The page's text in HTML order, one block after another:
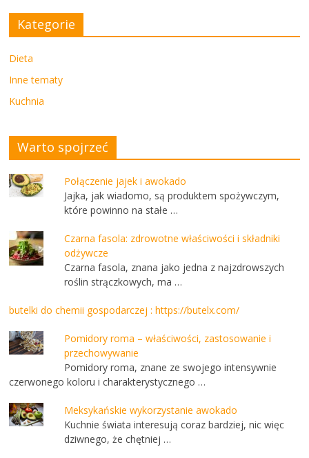
Kategorie
Dieta
Inne tematy
Kuchnia
Warto spojrzeć
Połączenie jajek i awokado
Jajka, jak wiadomo, są produktem spożywczym,
które powinno na stałe …
Czarna fasola: zdrowotne właściwości i składniki
odżywcze
Czarna fasola, znana jako jedna z najzdrowszych
roślin strączkowych, ma …
butelki do chemii gospodarczej : https://butelx.com/
Pomidory roma – właściwości, zastosowanie i
przechowywanie
Pomidory roma, znane ze swojego intensywnie
czerwonego koloru i charakterystycznego …
Meksykańskie wykorzystanie awokado
Kuchnie świata interesują coraz bardziej, nic więc
dziwnego, że chętniej …